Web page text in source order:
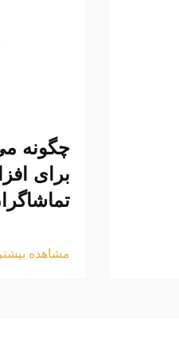
چگونه
برای
مشاهده بیشتر